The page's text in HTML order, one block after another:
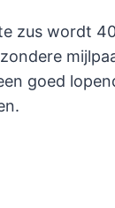
zus wordt
goed